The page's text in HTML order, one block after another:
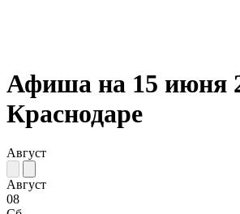
Афиша на 15 июня
Краснодаре
Август
Август
08